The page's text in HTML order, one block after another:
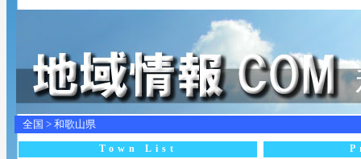
全国 > 和歌山県
Town List